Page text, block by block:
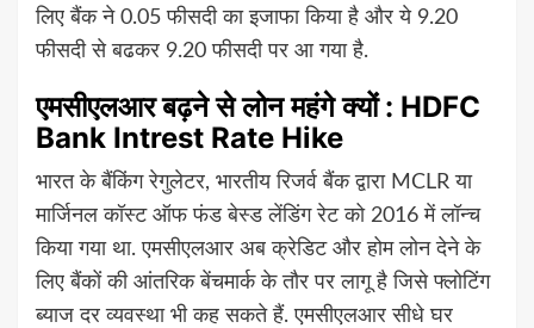
लिए बैंक ने 0.05 फीसदी का इजाफा किया है और ये 9.20
फीसदी से बढकर 9.20 फीसदी पर आ गया है.
एमसीएलआर बढ़ने से लोन महंगे क्यों : HDFC
Bank Intrest Rate Hike
भारत के बैंकिंग रेगुलेटर, भारतीय रिजर्व बैंक द्वारा MCLR या
मार्जिनल कॉस्ट ऑफ फंड बेस्ड लेंडिंग रेट को 2016 में लॉन्च
किया गया था. एमसीएलआर अब क्रेडिट और होम लोन देने के
लिए बैंकों की आंतरिक बेंचमार्क के तौर पर लागू है जिसे फ्लोटिंग
ब्याज दर व्यवस्था भी कह सकते हैं. एमसीएलआर सीधे घर